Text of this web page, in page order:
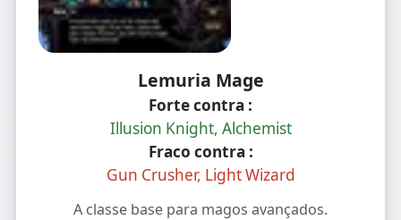
Lemuria Mage
Forte contra :
Illusion Knight, Alchemist
Fraco contra :
Gun Crusher, Light Wizard
A classe base para magos avançados.